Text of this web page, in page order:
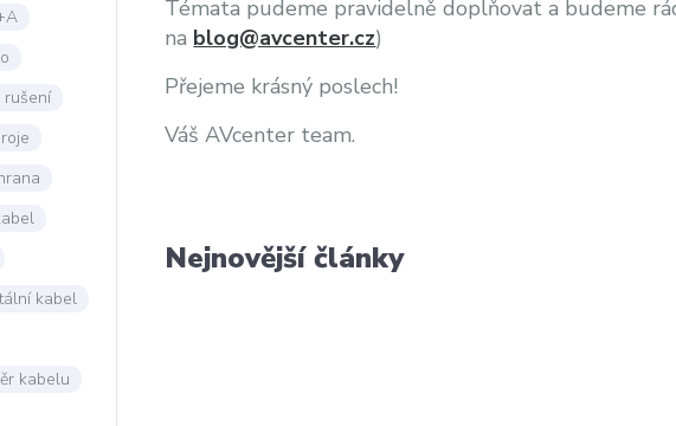
rušení
kabel
kabelu
Témata pudeme pravidelně doplňovat a budeme
na blog@avcenter.cz)
Přejeme krásný poslech!
Váš AVcenter team.
Nejnovější články